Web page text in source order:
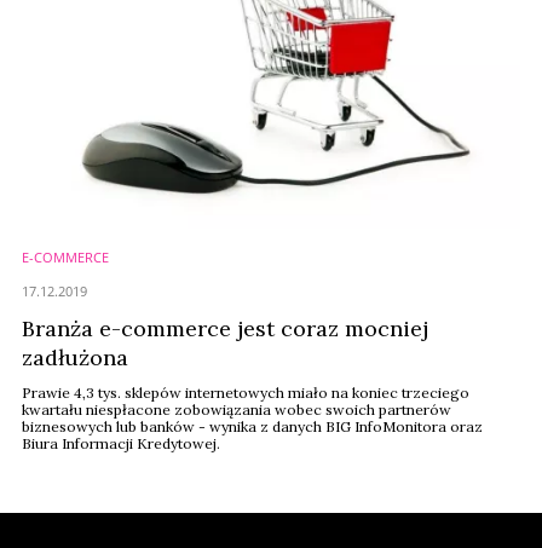
E-COMMERCE
Branża e-commerce jest coraz mocniej
zadłużona
Prawie 4,3 tys. sklepów internetowych miało na koniec trzeciego
kwartału niespłacone zobowiązania wobec swoich partnerów
biznesowych lub banków - wynika z danych BIG InfoMonitora oraz
Biura Informacji Kredytowej.
17.12.2019